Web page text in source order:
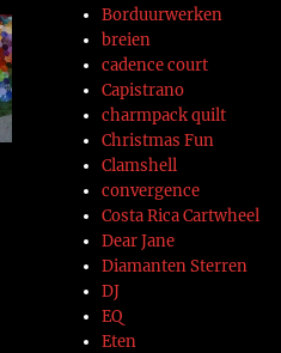
Borduurwerken
breien
cadence court
Capistrano
charmpack quilt
Christmas Fun
Clamshell
convergence
Costa Rica Cartwheel
Dear Jane
Diamanten Sterren
DJ
EQ
Eten